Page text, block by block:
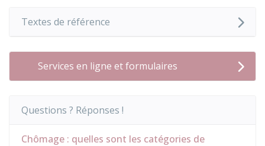
Textes de référence
Services en ligne et formulaires
Questions ? Réponses !
Chômage : quelles sont les catégories de